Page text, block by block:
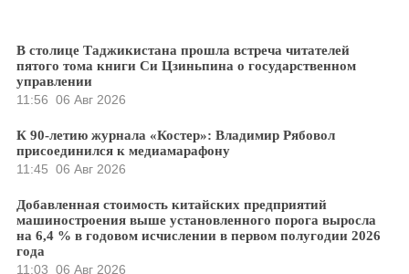
В столице Таджикистана прошла встреча читателей
пятого тома книги Си Цзиньпина о государственном
управлении
11:56 06 Авг 2026
К 90-летию журнала «Костер»: Владимир Рябовол
присоединился к медиамарафону
11:45 06 Авг 2026
Добавленная стоимость китайских предприятий
машиностроения выше установленного порога выросла
на 6,4 % в годовом исчислении в первом полугодии 2026
года
11:03 06 Авг 2026